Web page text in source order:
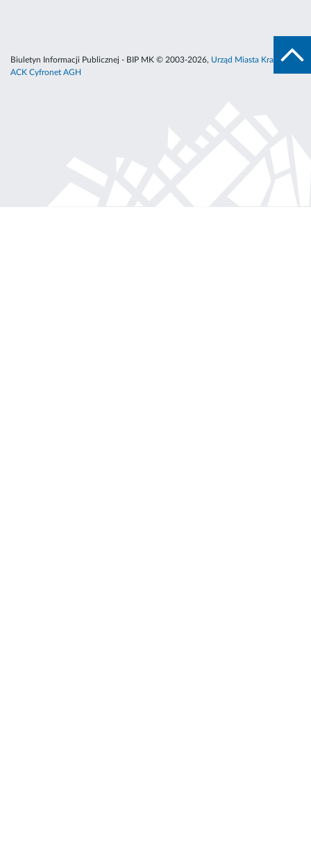
Biuletyn Informacji Publicznej - BIP MK © 2003-2026, Urząd Miasta Krakowa
ACK Cyfronet AGH